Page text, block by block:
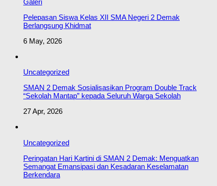
Galeri
Pelepasan Siswa Kelas XII SMA Negeri 2 Demak
Berlangsung Khidmat
6 May, 2026
Uncategorized
SMAN 2 Demak Sosialisasikan Program Double Track
“Sekolah Mantap” kepada Seluruh Warga Sekolah
27 Apr, 2026
Uncategorized
Peringatan Hari Kartini di SMAN 2 Demak: Menguatkan
Semangat Emansipasi dan Kesadaran Keselamatan
Berkendara